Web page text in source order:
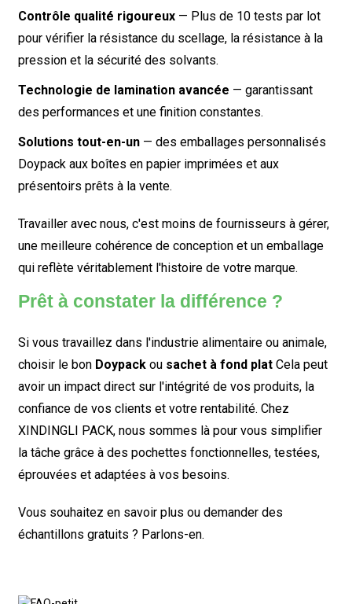
Contrôle qualité rigoureux— Plus de 10 tests par lot
pour vérifier la résistance du scellage, la résistance à la
pression et la sécurité des solvants.
Technologie de lamination avancée — garantissant
des performances et une finition constantes.
Solutions tout-en-un— des emballages personnalisés
Doypack aux boîtes en papier imprimées et aux
présentoirs prêts à la vente.
Travailler avec nous, c'est moins de fournisseurs à gérer,
une meilleure cohérence de conception et un emballage
qui reflète véritablement l'histoire de votre marque.
Prêt à constater la différence ?
Si vous travaillez dans l'industrie alimentaire ou animale,
choisir le bon Doypackou sachet à fond platCela peut
avoir un impact direct sur l'intégrité de vos produits, la
confiance de vos clients et votre rentabilité. Chez
XINDINGLI PACK, nous sommes là pour vous simplifier
la tâche grâce à des pochettes fonctionnelles, testées,
éprouvées et adaptées à vos besoins.
Vous souhaitez en savoir plus ou demander des
échantillons gratuits ? Parlons-en.